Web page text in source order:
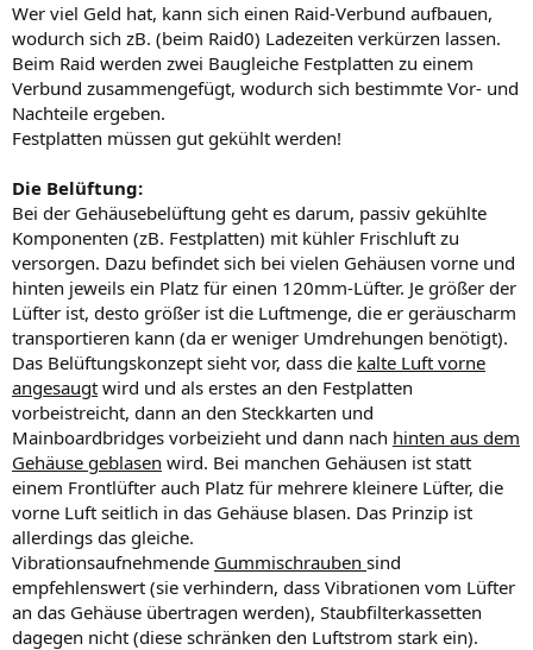
Wer viel Geld hat, kann sich einen Raid-Verbund aufbauen,
wodurch sich zB. (beim Raid0) Ladezeiten verkürzen lassen.
Beim Raid werden zwei Baugleiche Festplatten zu einem
Verbund zusammengefügt, wodurch sich bestimmte Vor- und
Nachteile ergeben.
Festplatten müssen gut gekühlt werden!
Die Belüftung:
Bei der Gehäusebelüftung geht es darum, passiv gekühlte
Komponenten (zB. Festplatten) mit kühler Frischluft zu
versorgen. Dazu befindet sich bei vielen Gehäusen vorne und
hinten jeweils ein Platz für einen 120mm-Lüfter. Je größer der
Lüfter ist, desto größer ist die Luftmenge, die er geräuscharm
transportieren kann (da er weniger Umdrehungen benötigt).
Das Belüftungskonzept sieht vor, dass die kalte Luft vorne
angesaugt wird und als erstes an den Festplatten
vorbeistreicht, dann an den Steckkarten und
Mainboardbridges vorbeizieht und dann nach hinten aus dem
Gehäuse geblasen wird. Bei manchen Gehäusen ist statt
einem Frontlüfter auch Platz für mehrere kleinere Lüfter, die
vorne Luft seitlich in das Gehäuse blasen. Das Prinzip ist
allerdings das gleiche.
Vibrationsaufnehmende Gummischrauben sind
empfehlenswert (sie verhindern, dass Vibrationen vom Lüfter
an das Gehäuse übertragen werden), Staubfilterkassetten
dagegen nicht (diese schränken den Luftstrom stark ein).